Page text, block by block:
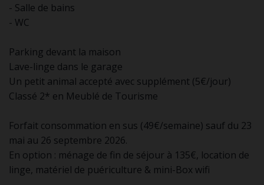
- Salle de bains
- WC
Parking devant la maison
Lave-linge dans le garage
Un petit animal accepté avec supplément (5€/jour)
Classé 2* en Meublé de Tourisme
Forfait consommation en sus (49€/semaine) sauf du 23
mai au 26 septembre 2026.
En option : ménage de fin de séjour à 135€, location de
linge, matériel de puériculture & mini-Box wifi